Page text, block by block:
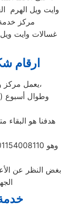
وايت ويل الهرم
مركز
غسالات وايت
ارقام
يعمل مركز وايت ويل في مصر لمدة 15 ساعة يوميًا،
هدفنا هو البقاء
بغض النظر عن